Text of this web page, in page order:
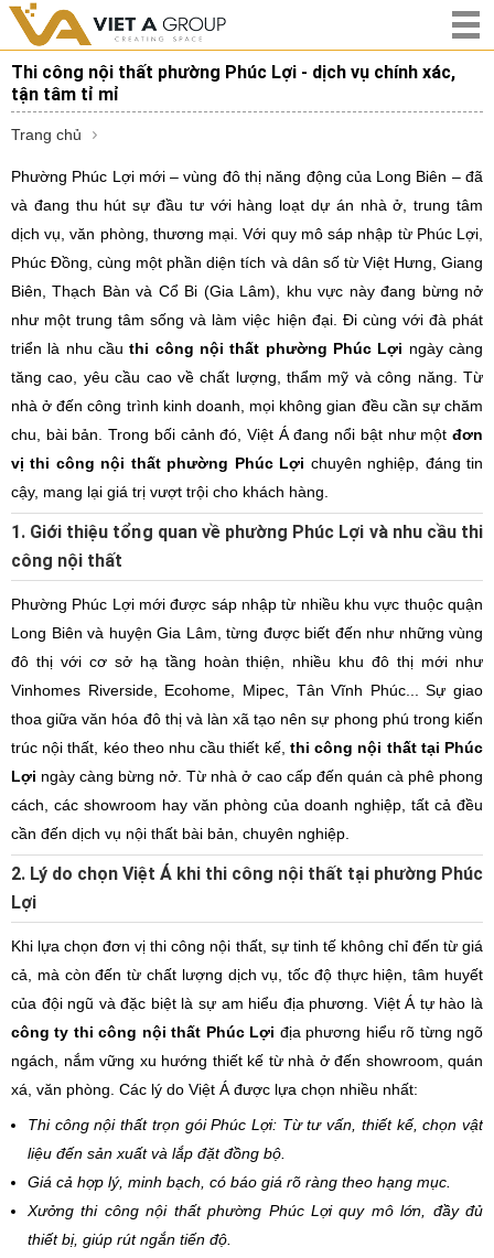
Thi công nội thất phường Phúc Lợi - dịch vụ chính xác,
tận tâm tỉ mỉ
Trang chủ
Phường Phúc Lợi mới – vùng đô thị năng động của Long Biên – đã
và đang thu hút sự đầu tư với hàng loạt dự án nhà ở, trung tâm
dịch vụ, văn phòng, thương mại. Với quy mô sáp nhập từ Phúc Lợi,
Phúc Đồng, cùng một phần diện tích và dân số từ Việt Hưng, Giang
Biên, Thạch Bàn và Cổ Bi (Gia Lâm), khu vực này đang bừng nở
như một trung tâm sống và làm việc hiện đại. Đi cùng với đà phát
triển là nhu cầuthi công nội thất phường Phúc Lợi ngày càng
tăng cao, yêu cầu cao về chất lượng, thẩm mỹ và công năng. Từ
nhà ở đến công trình kinh doanh, mọi không gian đều cần sự chăm
chu, bài bản. Trong bối cảnh đó, Việt Á đang nổi bật như một đơn
vị thi công nội thất phường Phúc Lợi chuyên nghiệp, đáng tin
cậy, mang lại giá trị vượt trội cho khách hàng.
1. Giới thiệu tổng quan về phường Phúc Lợi và nhu cầu thi
công nội thất
Phường Phúc Lợi mới được sáp nhập từ nhiều khu vực thuộc quận
Long Biên và huyện Gia Lâm, từng được biết đến như những vùng
đô thị với cơ sở hạ tầng hoàn thiện, nhiều khu đô thị mới như
Vinhomes Riverside, Ecohome, Mipec, Tân Vĩnh Phúc... Sự giao
thoa giữa văn hóa đô thị và làn xã tạo nên sự phong phú trong kiến
trúc nội thất, kéo theo nhu cầu thiết kế, thi công nội thất tại Phúc
Lợi ngày càng bừng nở. Từ nhà ở cao cấp đến quán cà phê phong
cách, các showroom hay văn phòng của doanh nghiệp, tất cả đều
cần đến dịch vụ nội thất bài bản, chuyên nghiệp.
2. Lý do chọn Việt Á khi thi công nội thất tại phường Phúc
Lợi
Khi lựa chọn đơn vị thi công nội thất, sự tinh tế không chỉ đến từ giá
cả, mà còn đến từ chất lượng dịch vụ, tốc độ thực hiện, tâm huyết
của đội ngũ và đặc biệt là sự am hiểu địa phương. Việt Á tự hào là
công ty thi công nội thất Phúc Lợi địa phương hiểu rõ từng ngõ
ngách, nắm vững xu hướng thiết kế từ nhà ở đến showroom, quán
xá, văn phòng. Các lý do Việt Á được lựa chọn nhiều nhất:
Thi công nội thất trọn gói Phúc Lợi: Từ tư vấn, thiết kế, chọn vật
liệu đến sản xuất và lắp đặt đồng bộ.
Giá cả hợp lý, minh bạch, có báo giá rõ ràng theo hạng mục.
Xưởng thi công nội thất phường Phúc Lợi quy mô lớn, đầy đủ
thiết bị, giúp rút ngắn tiến độ.